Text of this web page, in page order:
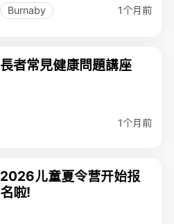
Burnaby 1个月前
長者常見健康問題講座
1个月前
2026儿童夏令营开始报
名啦!